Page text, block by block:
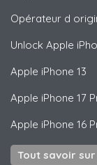
Opérateur d
Unlock Apple
Apple iPhone 13
Apple iPhone 17
Apple iPhone 16
Tout savoir